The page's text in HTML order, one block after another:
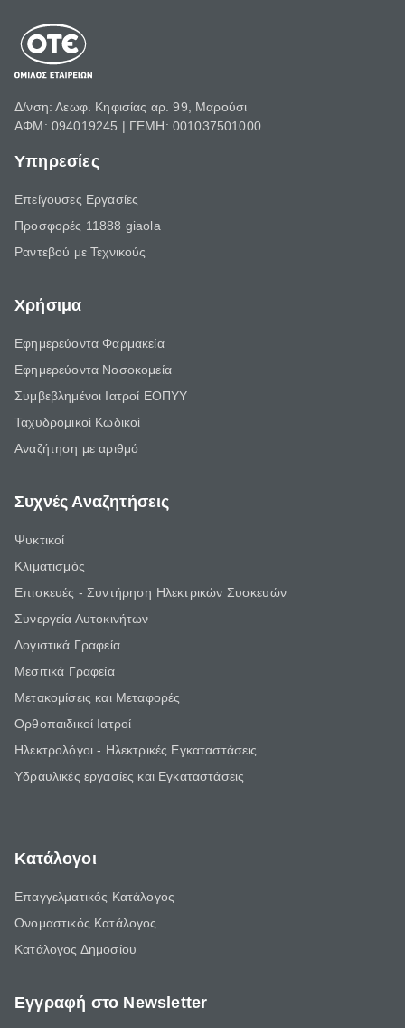
Δ/νση: Λεωφ. Κηφισίας αρ. 99, Μαρούσι
ΑΦΜ: 094019245 | ΓΕΜΗ: 001037501000
Υπηρεσίες
Επείγουσες Εργασίες
Προσφορές 11888 giaola
Ραντεβού με Τεχνικούς
Χρήσιμα
Εφημερεύοντα Φαρμακεία
Εφημερεύοντα Νοσοκομεία
Συμβεβλημένοι Ιατροί ΕΟΠΥΥ
Ταχυδρομικοί Κωδικοί
Αναζήτηση με αριθμό
Συχνές Αναζητήσεις
Ψυκτικοί
Κλιματισμός
Επισκευές - Συντήρηση Ηλεκτρικών Συσκευών
Συνεργεία Αυτοκινήτων
Λογιστικά Γραφεία
Μεσιτικά Γραφεία
Μετακομίσεις και Μεταφορές
Ορθοπαιδικοί Ιατροί
Ηλεκτρολόγοι - Ηλεκτρικές Εγκαταστάσεις
Υδραυλικές εργασίες και Εγκαταστάσεις
Κατάλογοι
Επαγγελματικός Κατάλογος
Ονομαστικός Κατάλογος
Κατάλογος Δημοσίου
Εγγραφή στο Newsletter